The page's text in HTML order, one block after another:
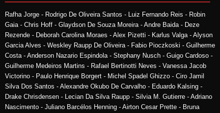
Rafha Jorge - Rodrigo De Oliveira Santos - Luiz Fernando Reis - Robin
Gaia - Chris Hoff - Glaydson De Souza Moreira - Andre Baida - Deze
Rezende - Deborah Carolina Moraes - Alex Pizetti - Karlus Valga - Alyson
Garcia Alves - Weskley Raupp De Oliveira - Fabio Pioczkoski - Guilherme
Costa - Anderson Nazario Espindola - Stephany Nusch - Guigo Cardoso -
Guilherme Medeiros Martins - Rafael Bertinotti Neves - Vanessa Jacob
Victorino - Paulo Henrique Borgert - Michel Spadel Ghizzo - Ciro Jamil
Silva Dos Santos - Alexandre Okubo De Carvalho - Eduardo Kalsing -
Drake Chrisdensen - Lecian Da Silva Raupp - Silvia M. Gutierre - Adriano
Nascimento - Juliano Barcélos Henning - Airton Cesar Prette - Bruna